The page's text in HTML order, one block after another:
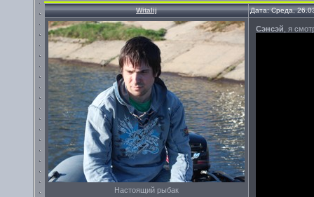
Witalij Дата: Среда,
Настоящий рыбак
Сэнсэй , я